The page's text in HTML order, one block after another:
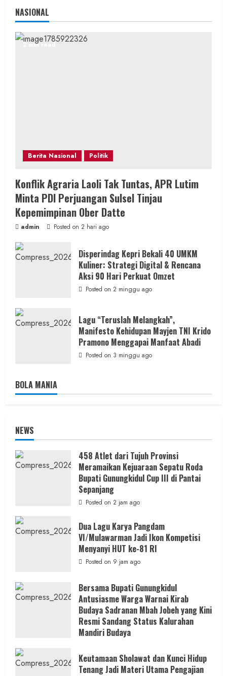
NASIONAL
2 min read
Berita Nasional Politik
Konflik Agraria Laoli Tak Tuntas, APR Lutim
Minta PDI Perjuangan Sulsel Tinjau
Kepemimpinan Ober Datte
admin Posted on 2 hari ago
Disperindag Kepri Bekali 40 UMKM
Kuliner: Strategi Digital & Rencana
Aksi 90 Hari Perkuat Omzet
Posted on 2 minggu ago
Lagu “Teruslah Melangkah”,
Manifesto Kehidupan Mayjen TNI Krido
Pramono Menggapai Manfaat Abadi
Posted on 3 minggu ago
BOLA MANIA
NEWS
458 Atlet dari Tujuh Provinsi
Meramaikan Kejuaraan Sepatu Roda
Bupati Gunungkidul Cup III di Pantai
Sepanjang
Posted on 2 jam ago
Dua Lagu Karya Pangdam
VI/Mulawarman Jadi Ikon Kompetisi
Menyanyi HUT ke-81 RI
Posted on 9 jam ago
Bersama Bupati Gunungkidul
Antusiasme Warga Warnai Kirab
Budaya Sadranan Mbah Jobeh yang Kini
Resmi Sandang Status Kalurahan
Mandiri Budaya
Keutamaan Sholawat dan Kunci Hidup
Tenang Jadi Materi Utama Pengajian